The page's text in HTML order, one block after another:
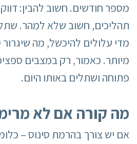
מספר חודשים. חשוב להבין:
תהליכים, חשוב שלא למהר.
מדי עלולים להיכשל, מה שיגרור
מיותר. כאמור, רק במצבים
פתוחה ושתלים באותו היום.
מה קורה אם לא
אם יש צורך בהרמת סינוס –